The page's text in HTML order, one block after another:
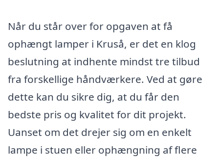
Når du står over for opgaven at få
ophængt lamper i Kruså, er det en klog
beslutning at indhente mindst tre tilbud
fra forskellige håndværkere. Ved at gøre
dette kan du sikre dig, at du får den
bedste pris og kvalitet for dit projekt.
Uanset om det drejer sig om en enkelt
lampe i stuen eller ophængning af flere